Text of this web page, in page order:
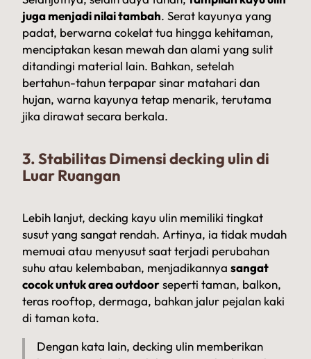
juga menjadi nilai tambah. Serat kayunya yang
padat, berwarna cokelat tua hingga kehitaman,
menciptakan kesan mewah dan alami yang sulit
ditandingi material lain. Bahkan, setelah
bertahun-tahun terpapar sinar matahari dan
hujan, warna kayunya tetap menarik, terutama
jika dirawat secara berkala.
3. Stabilitas Dimensi decking ulin di
Luar Ruangan
Lebih lanjut, decking kayu ulin memiliki tingkat
susut yang sangat rendah. Artinya, ia tidak mudah
memuai atau menyusut saat terjadi perubahan
suhu atau kelembaban, menjadikannya sangat
cocok untuk area outdoorseperti taman, balkon,
teras rooftop, dermaga, bahkan jalur pejalan kaki
di taman kota.
Dengan kata lain, decking ulin memberikan